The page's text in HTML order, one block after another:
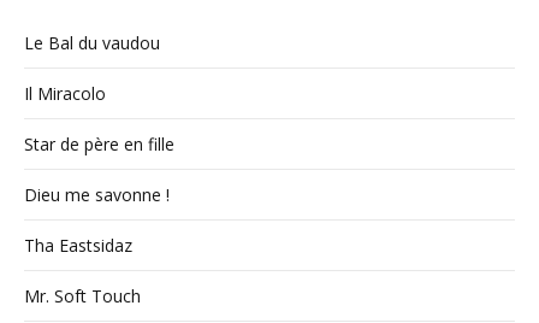
Le Bal du vaudou
Il Miracolo
Star de père en fille
Dieu me savonne !
Tha Eastsidaz
Mr. Soft Touch